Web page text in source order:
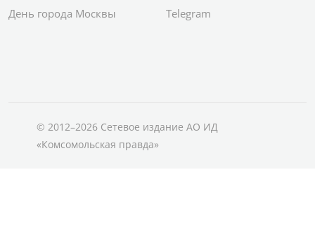
День города Москвы
Telegram
© 2012–2026 Сетевое издание АО ИД
«Комсомольская правда»